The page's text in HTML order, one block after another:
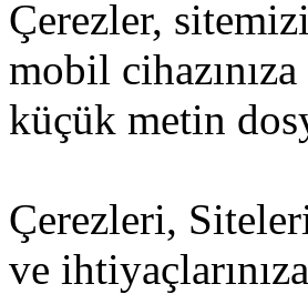
Çerezler,
mobil
küçük metin
Çerezleri,
ve